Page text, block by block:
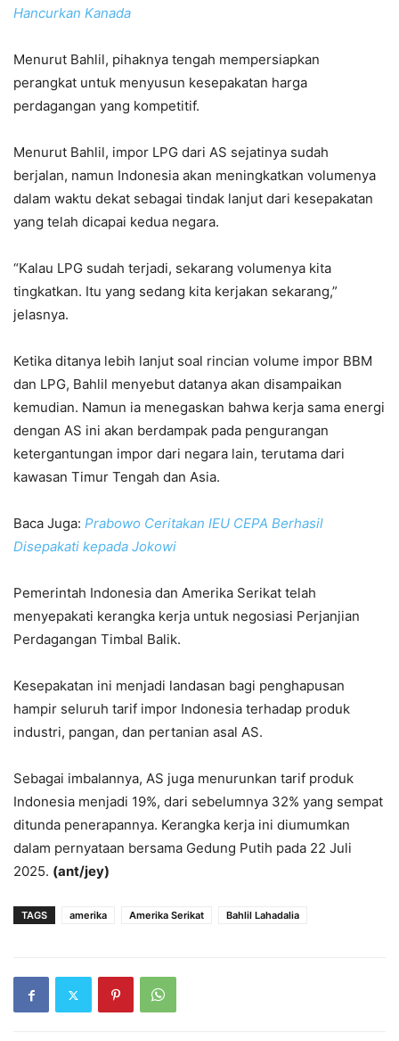
Hancurkan Kanada
Menurut Bahlil, pihaknya tengah mempersiapkan
perangkat untuk menyusun kesepakatan harga
perdagangan yang kompetitif.
Menurut Bahlil, impor LPG dari AS sejatinya sudah
berjalan, namun Indonesia akan meningkatkan volumenya
dalam waktu dekat sebagai tindak lanjut dari kesepakatan
yang telah dicapai kedua negara.
“Kalau LPG sudah terjadi, sekarang volumenya kita
tingkatkan. Itu yang sedang kita kerjakan sekarang,”
jelasnya.
Ketika ditanya lebih lanjut soal rincian volume impor BBM
dan LPG, Bahlil menyebut datanya akan disampaikan
kemudian. Namun ia menegaskan bahwa kerja sama energi
dengan AS ini akan berdampak pada pengurangan
ketergantungan impor dari negara lain, terutama dari
kawasan Timur Tengah dan Asia.
Baca Juga: Prabowo Ceritakan IEU CEPA Berhasil
Disepakati kepada Jokowi
Pemerintah Indonesia dan Amerika Serikat telah
menyepakati kerangka kerja untuk negosiasi Perjanjian
Perdagangan Timbal Balik.
Kesepakatan ini menjadi landasan bagi penghapusan
hampir seluruh tarif impor Indonesia terhadap produk
industri, pangan, dan pertanian asal AS.
Sebagai imbalannya, AS juga menurunkan tarif produk
Indonesia menjadi 19%, dari sebelumnya 32% yang sempat
ditunda penerapannya. Kerangka kerja ini diumumkan
dalam pernyataan bersama Gedung Putih pada 22 Juli
2025. (ant/jey)
TAGS amerika Amerika Serikat Bahlil Lahadalia